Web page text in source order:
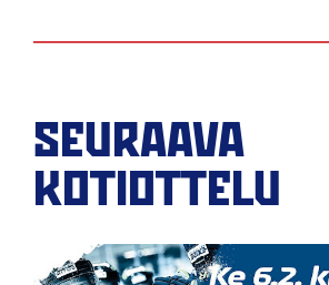
SEURAAVA
KOTIOTTELU